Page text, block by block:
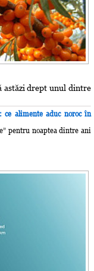
astăzi drept unul dintre
alimente aduc noroc în
pentru noaptea dintre ani